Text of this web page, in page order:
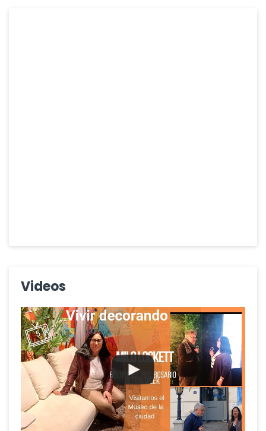
Videos